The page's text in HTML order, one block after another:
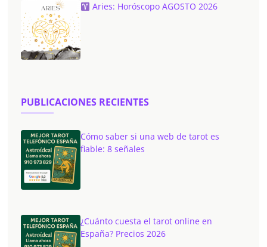
Aries: Horóscopo AGOSTO 2026
PUBLICACIONES RECIENTES
Cómo saber si una web de tarot es
fiable: 8 señales
¿Cuánto cuesta el tarot online en
España? Precios 2026